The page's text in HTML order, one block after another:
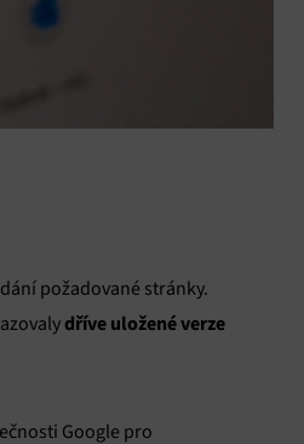
požadované stránky.
dříve uložené verze
Google pro